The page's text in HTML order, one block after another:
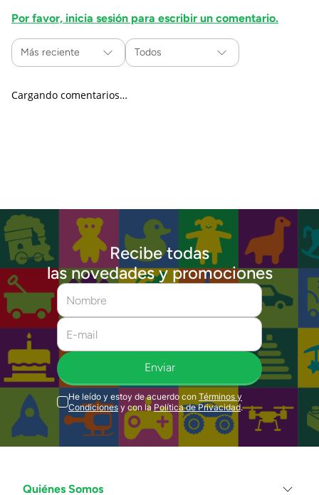
Por favor, inicia sesión para escribir un comentario.
Más reciente Todos
Cargando comentarios…
Recibe todas
las novedades y promociones
Enviar
He leído y estoy de acuerdo con Términos y
Condiciones y con la Política de Privacidad.
Quiénes Somos